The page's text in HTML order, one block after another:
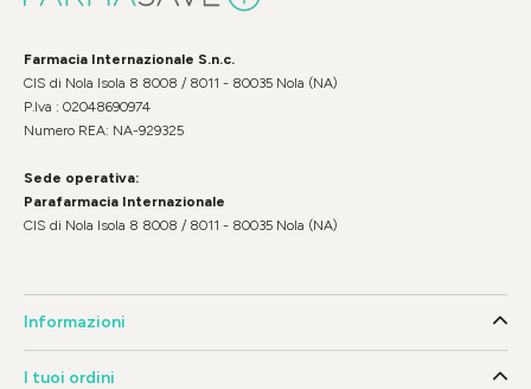
Farmacia Internazionale S.n.c.
CIS di Nola Isola 8 8008 / 8011 - 80035 Nola (NA)
P.Iva : 02048690974
Numero REA: NA-929325
Sede operativa:
Parafarmacia Internazionale
CIS di Nola Isola 8 8008 / 8011 - 80035 Nola (NA)
Informazioni
I tuoi ordini